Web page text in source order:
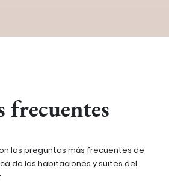
frecuentes
las preguntas más frecuentes de
de las habitaciones y suites del